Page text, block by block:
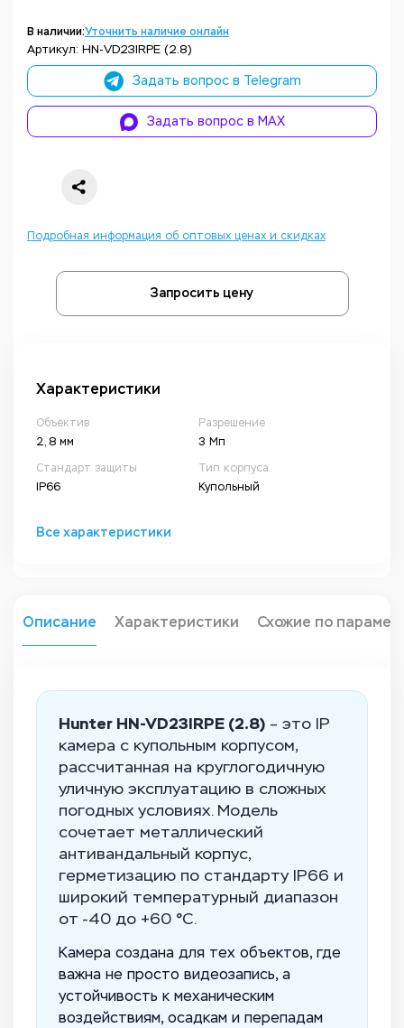
В наличии:Уточнить наличие онлайн
Артикул: HN-VD23IRPE (2.8)
Задать вопрос в Telegram
Задать вопрос в MAX
Подробная информация об оптовых ценах и скидках
Запросить цену
Характеристики
Объектив
2, 8 мм
Разрешение
3 Мп
Стандарт защиты
IP66
Тип корпуса
Купольный
Все характеристики
Описание Характеристики Схожие по
Hunter HN-VD23IRPE (2.8) – это IP
камера с купольным корпусом,
рассчитанная на круглогодичную
уличную эксплуатацию в сложных
погодных условиях. Модель
сочетает металлический
антивандальный корпус,
герметизацию по стандарту IP66 и
широкий температурный диапазон
от -40 до +60 °C.
Камера создана для тех объектов, где
важна не просто видеозапись, а
устойчивость к механическим
воздействиям, осадкам и перепадам